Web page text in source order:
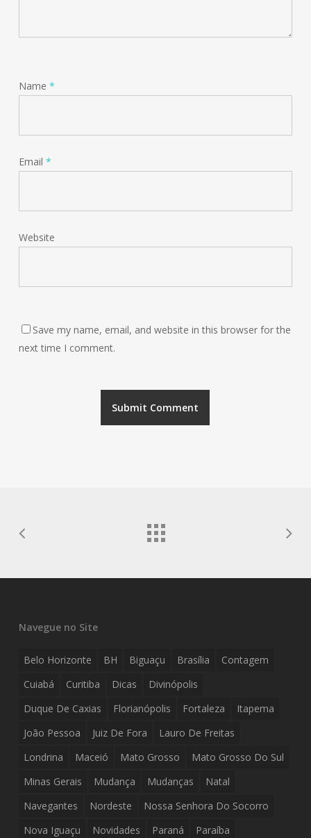
Name *
Email *
Website
Save my name, email, and website in this browser for the
next time I comment.
Navegue no Site
Belo Horizonte BH Biguaçu Brasília
Contagem
Cuiabá
Curitiba Dicas
Divinópolis
Duque De Caxias
Florianópolis Fortaleza
Itapema
João Pessoa
Juiz De Fora
Lauro De Freitas
Londrina
Maceió Mato Grosso
Mato Grosso Do Sul
Minas Gerais
Mudança Mudanças
Natal
Navegantes
Nordeste
Nossa Senhora Do Socorro
Nova Iguaçu
Novidades Paraná
Paraíba